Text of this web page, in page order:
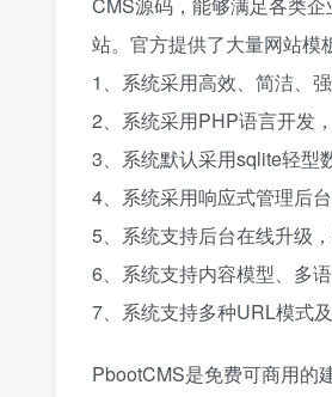
站。官方提供了大量网站模
1、系统采用高效、简洁、
2、系统采用PHP语言开发
3、系统默认采用sqlite轻型
4、系统采用响应式管理后
5、系统支持后台在线升级
6、系统支持内容模型、多
7、系统支持多种URL模式
PbootCMS是免费可商用的